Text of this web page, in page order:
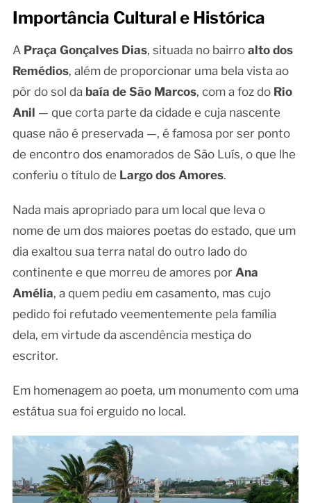
Importância Cultural e Histórica
A Praça Gonçalves Dias, situada no bairro alto dos
Remédios, além de proporcionar uma bela vista ao
pôr do sol da baía de São Marcos, com a foz do Rio
Anil — que corta parte da cidade e cuja nascente
quase não é preservada —, é famosa por ser ponto
de encontro dos enamorados de São Luís, o que lhe
conferiu o título de Largo dos Amores.
Nada mais apropriado para um local que leva o
nome de um dos maiores poetas do estado, que um
dia exaltou sua terra natal do outro lado do
continente e que morreu de amores por Ana
Amélia, a quem pediu em casamento, mas cujo
pedido foi refutado veementemente pela família
dela, em virtude da ascendência mestiça do
escritor.
Em homenagem ao poeta, um monumento com uma
estátua sua foi erguido no local.